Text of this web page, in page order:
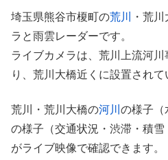
埼玉県熊谷市榎町の荒川
・荒
ラと雨雲レーダーです。
ライブカメラは、荒川上流河
り、荒川大橋近くに設置されて
荒川・荒川大橋の河川 の様子（
の様子（交通状況・渋滞・積
がライブ映像で確認できます。